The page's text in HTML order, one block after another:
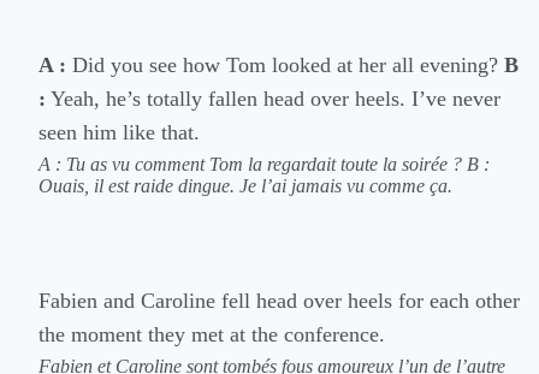
A : Did you see how Tom looked at her all evening? B
: Yeah, he’s totally fallen head over heels. I’ve never
seen him like that.
A : Tu as vu comment Tom la regardait toute la soirée ? B :
Ouais, il est raide dingue. Je l’ai jamais vu comme ça.
Fabien and Caroline fell head over heels for each other
the moment they met at the conference.
Fabien et Caroline sont tombés fous amoureux l’un de l’autre